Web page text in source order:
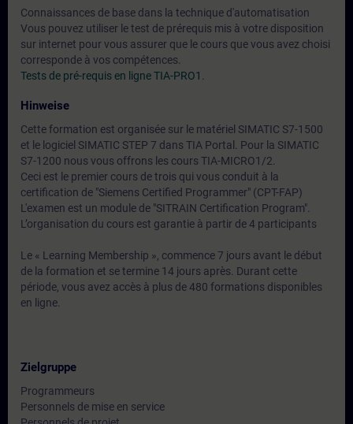
Connaissances de base dans la technique d'automatisation
Vous pouvez utiliser le test de prérequis mis à votre disposition
sur internet pour vous assurer que le cours que vous avez choisi
corresponde à vos compétences.
Tests de pré-requis en ligne TIA-PRO1
Hinweise
Cette formation est organisée sur le matériel SIMATIC S7-1500
et le logiciel SIMATIC STEP 7 dans TIA Portal. Pour la SIMATIC
S7-1200 nous vous offrons les cours TIA-MICRO1/2.
Ceci est le premier cours de trois qui vous conduit à la
certification de "Siemens Certified Programmer" (CPT-FAP)
L'examen est un module de "SITRAIN Certification Program".
L’organisation du cours est garantie à partir de 4 participants
Le « Learning Membership », commence 7 jours avant le début
de la formation et se termine 14 jours après. Durant cette
période, vous avez accès à plus de 480 formations disponibles
en ligne.
Zielgruppe
Programmeurs
Personnels de mise en service